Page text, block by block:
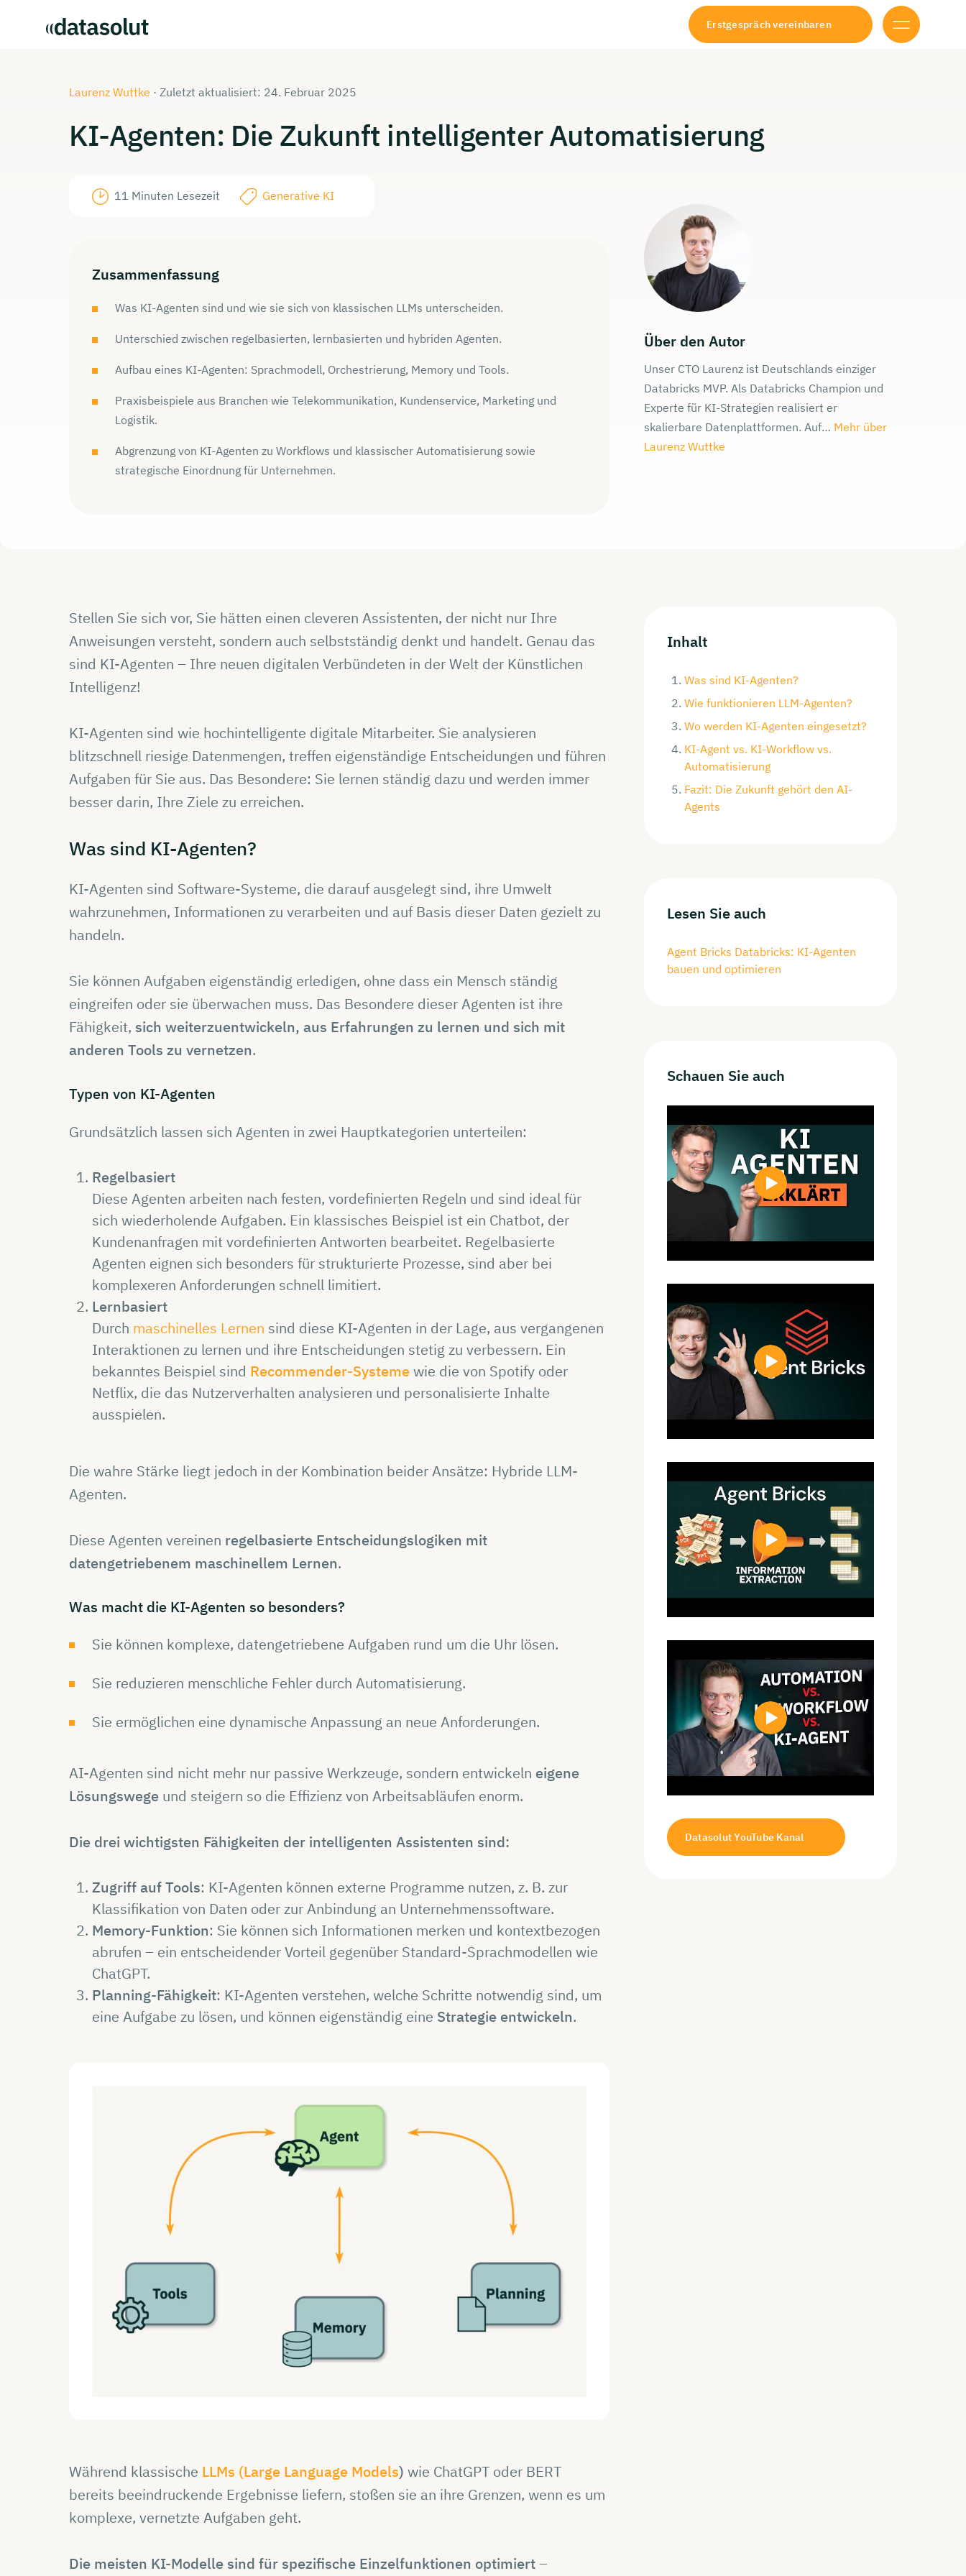
Erstgespräch vereinbaren
Laurenz Wuttke · Zuletzt aktualisiert: 24. Februar 2025
KI-Agenten: Die Zukunft intelligenterAutomatisierung
11 Minuten Lesezeit Generative KI
Zusammenfassung
Was KI-Agenten sind und wie sie sich von klassischen LLMs unterscheiden.
Unterschied zwischen regelbasierten, lernbasierten und hybriden Agenten.
Aufbau eines KI-Agenten: Sprachmodell, Orchestrierung, Memory und Tools.
Praxisbeispiele aus Branchen wie Telekommunikation, Kundenservice, Marketing und
Logistik.
Abgrenzung von KI-Agenten zu Workflows und klassischer Automatisierung sowie
strategische Einordnung für Unternehmen.
Über den Autor
Unser CTO Laurenz ist Deutschlands einziger
Databricks MVP. Als Databricks Champion und
Experte für KI-Strategien realisiert er
skalierbare Datenplattformen. Auf… Mehr über
Laurenz Wuttke
Stellen Sie sich vor, Sie hätten einen cleveren Assistenten, der nicht nur Ihre
Anweisungen versteht, sondern auch selbstständig denkt und handelt. Genau das
sind KI-Agenten – Ihre neuen digitalen Verbündeten in der Welt der Künstlichen
Intelligenz!
KI-Agenten sind wie hochintelligente digitale Mitarbeiter. Sie analysieren
blitzschnell riesige Datenmengen, treffen eigenständige Entscheidungen und führen
Aufgaben für Sie aus. Das Besondere: Sie lernen ständig dazu und werden immer
besser darin, Ihre Ziele zu erreichen.
Was sind KI-Agenten?
KI-Agenten sind Software-Systeme, die darauf ausgelegt sind, ihre Umwelt
wahrzunehmen, Informationen zu verarbeiten und auf Basis dieser Daten gezielt zu
handeln.
Sie können Aufgaben eigenständig erledigen, ohne dass ein Mensch ständig
eingreifen oder sie überwachen muss. Das Besondere dieser Agenten ist ihre
Fähigkeit, sich weiterzuentwickeln, aus Erfahrungen zu lernen und sich mit
anderen Tools zu vernetzen.
Typen von KI-Agenten
Grundsätzlich lassen sich Agenten in zwei Hauptkategorien unterteilen:
Regelbasiert
Diese Agenten arbeiten nach festen, vordefinierten Regeln und sind ideal für
sich wiederholende Aufgaben. Ein klassisches Beispiel ist ein Chatbot, der
Kundenanfragen mit vordefinierten Antworten bearbeitet. Regelbasierte
Agenten eignen sich besonders für strukturierte Prozesse, sind aber bei
komplexeren Anforderungen schnell limitiert.
Lernbasiert
Durch maschinelles Lernen sind diese KI-Agenten in der Lage, aus vergangenen
Interaktionen zu lernen und ihre Entscheidungen stetig zu verbessern. Ein
bekanntes Beispiel sind Recommender-Systemewie die von Spotify oder
Netflix, die das Nutzerverhalten analysieren und personalisierte Inhalte
ausspielen.
Die wahre Stärke liegt jedoch in der Kombination beider Ansätze: Hybride LLM-
Agenten.
Diese Agenten vereinen regelbasierte Entscheidungslogiken mit
datengetriebenem maschinellem Lernen.
Was macht die KI-Agenten so besonders?
Sie können komplexe, datengetriebene Aufgaben rund um die Uhr lösen.
Sie reduzieren menschliche Fehler durch Automatisierung.
Sie ermöglichen eine dynamische Anpassung an neue Anforderungen.
AI-Agenten sind nicht mehr nur passive Werkzeuge, sondern entwickeln eigene
Lösungswege und steigern so die Effizienz von Arbeitsabläufen enorm.
Die drei wichtigsten Fähigkeiten der intelligenten Assistenten sind:
Zugriff auf Tools: KI-Agenten können externe Programme nutzen, z. B. zur
Klassifikation von Daten oder zur Anbindung an Unternehmenssoftware.
Memory-Funktion: Sie können sich Informationen merken und kontextbezogen
abrufen – ein entscheidender Vorteil gegenüber Standard-Sprachmodellen wie
ChatGPT.
Planning-Fähigkeit: KI-Agenten verstehen, welche Schritte notwendig sind, um
eine Aufgabe zu lösen, und können eigenständig eine Strategie entwickeln.
Während klassische LLMs (Large Language Models) wie ChatGPT oder BERT
bereits beeindruckende Ergebnisse liefern, stoßen sie an ihre Grenzen, wenn es um
komplexe, vernetzte Aufgaben geht.
Die meisten KI-Modelle sind für spezifische Einzelfunktionen optimiert–
Inhalt
Was sind KI-Agenten?
Wie funktionieren LLM-Agenten?
Wo werden KI-Agenten eingesetzt?
KI-Agent vs. KI-Workflow vs.
Automatisierung
Fazit: Die Zukunft gehört den AI-
Agents
Lesen Sie auch
Agent Bricks Databricks: KI-Agenten
bauen und optimieren
Schauen Sie auch
Datasolut YouTube Kanal